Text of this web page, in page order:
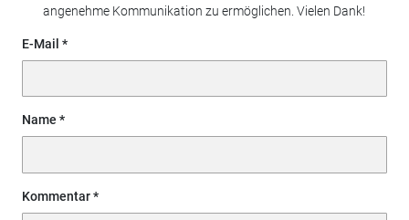
angenehme Kommunikation zu ermöglichen. Vielen Dank!
E-Mail
Name
Kommentar